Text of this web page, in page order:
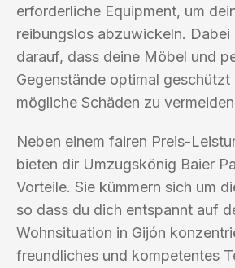
erforderliche Equipment, um
reibungslos abzuwickeln. Dabei
darauf, dass deine Möbel und
Gegenstände optimal geschützt
mögliche Schäden zu
Neben einem fairen Preis-
bieten dir Umzugskönig Baier
Vorteile. Sie kümmern sich um
so dass du dich entspannt auf
Wohnsituation in Gijón
freundliches und kompetentes